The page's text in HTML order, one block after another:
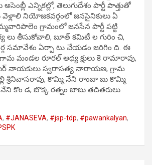
ఎన్నికల్లో, తెలుగుదేశం పార్టీ పొత్తుతో
వెళ్లాలి నియోజకవర్గంలో జనసైనికులు ఏ
గ్రామంలో జనసేన పార్టీ పట్టి
లు తీసుకోవాలి, బూత్ కమిటీ ల గురిం చి,
సమావేశం ఏర్పా టు చేయడం జరిగిం ది. ఈ
మండల రూరల్ అధ్య క్షులు కె రామారావు,
నాయకులు స్వరాసత్య నారాయణ, గ్రామ
శ్రీనివాసరావు, కొమ్మి నేని రాంబా బు కొమ్మి
కొం డ, బొక్క రత్నం బాబు తదితరులు
, #JANASEVA, #jsp-tdp, #pawankalyan,